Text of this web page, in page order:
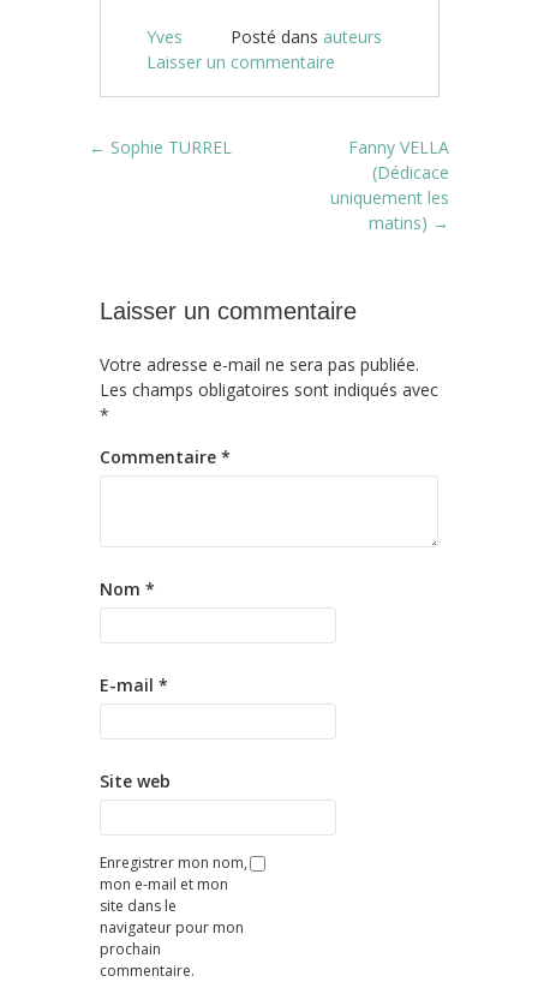
Yves Posté dans auteurs
Laisser un commentaire
Post navigation
← Sophie TURREL
Fanny VELLA
(Dédicace
uniquement les
matins) →
Laisser un commentaire
Votre adresse e-mail ne sera pas publiée.
Les champs obligatoires sont indiqués avec
*
Commentaire *
Nom *
E-mail *
Site web
Enregistrer mon nom,
mon e-mail et mon
site dans le
navigateur pour mon
prochain
commentaire.